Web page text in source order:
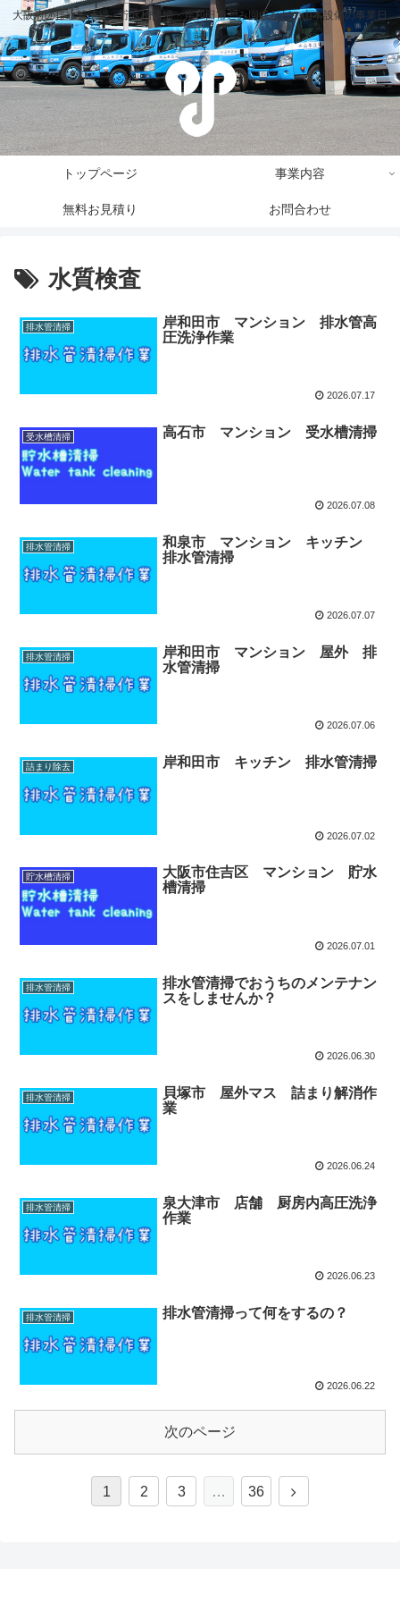
大阪府の排水管清掃・貯水槽清掃・岸和田市ごみ回収などの山本設備の事業日
誌
トップページ 事業内容
無料お見積り お問合わせ
水質検査
排水管清掃
岸和田市 マンション 排水管高
圧洗浄作業
2026.07.17
受水槽清掃 高石市 マンション 受水槽清掃
2026.07.08
排水管清掃
和泉市 マンション キッチン
排水管清掃
2026.07.07
排水管清掃
岸和田市 マンション 屋外 排
水管清掃
2026.07.06
詰まり除去 岸和田市 キッチン 排水管清掃
2026.07.02
貯水槽清掃
大阪市住吉区 マンション 貯水
槽清掃
2026.07.01
排水管清掃
排水管清掃でおうちのメンテナン
スをしませんか？
2026.06.30
排水管清掃
貝塚市 屋外マス 詰まり解消作
業
2026.06.24
排水管清掃
泉大津市 店舗 厨房内高圧洗浄
作業
2026.06.23
排水管清掃 排水管清掃って何をするの？
2026.06.22
次のページ
1 2 3 … 36